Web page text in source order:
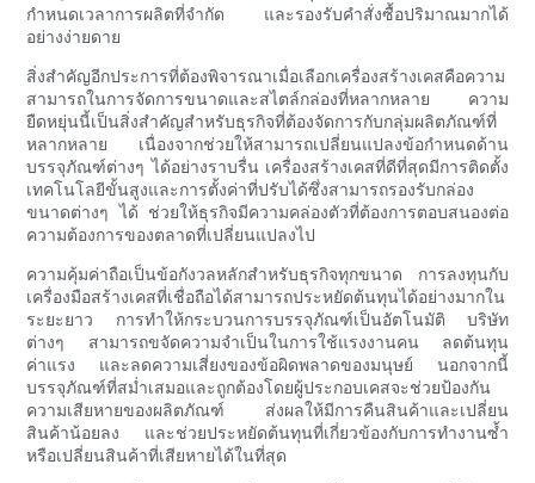
กำหนดเวลาการผลิตที่จำกัด และรองรับคำสั่งซื้อปริมาณมากได้
อย่างง่ายดาย
สิ่งสำคัญอีกประการที่ต้องพิจารณาเมื่อเลือกเครื่องสร้างเคสคือความ
สามารถในการจัดการขนาดและสไตล์กล่องที่หลากหลาย ความ
ยืดหยุ่นนี้เป็นสิ่งสำคัญสำหรับธุรกิจที่ต้องจัดการกับกลุ่มผลิตภัณฑ์ที่
หลากหลาย เนื่องจากช่วยให้สามารถเปลี่ยนแปลงข้อกำหนดด้าน
บรรจุภัณฑ์ต่างๆ ได้อย่างราบรื่น เครื่องสร้างเคสที่ดีที่สุดมีการติดตั้ง
เทคโนโลยีขั้นสูงและการตั้งค่าที่ปรับได้ซึ่งสามารถรองรับกล่อง
ขนาดต่างๆ ได้ ช่วยให้ธุรกิจมีความคล่องตัวที่ต้องการตอบสนองต่อ
ความต้องการของตลาดที่เปลี่ยนแปลงไป
ความคุ้มค่าถือเป็นข้อกังวลหลักสำหรับธุรกิจทุกขนาด การลงทุนกับ
เครื่องมือสร้างเคสที่เชื่อถือได้สามารถประหยัดต้นทุนได้อย่างมากใน
ระยะยาว การทำให้กระบวนการบรรจุภัณฑ์เป็นอัตโนมัติ บริษัท
ต่างๆ สามารถขจัดความจำเป็นในการใช้แรงงานคน ลดต้นทุน
ค่าแรง และลดความเสี่ยงของข้อผิดพลาดของมนุษย์ นอกจากนี้
บรรจุภัณฑ์ที่สม่ำเสมอและถูกต้องโดยผู้ประกอบเคสจะช่วยป้องกัน
ความเสียหายของผลิตภัณฑ์ ส่งผลให้มีการคืนสินค้าและเปลี่ยน
สินค้าน้อยลง และช่วยประหยัดต้นทุนที่เกี่ยวข้องกับการทำงานซ้ำ
หรือเปลี่ยนสินค้าที่เสียหายได้ในที่สุด